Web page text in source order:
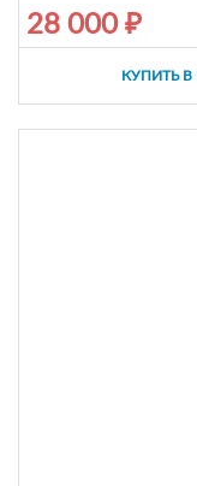
28 000 ₽
КУПИТЬ В